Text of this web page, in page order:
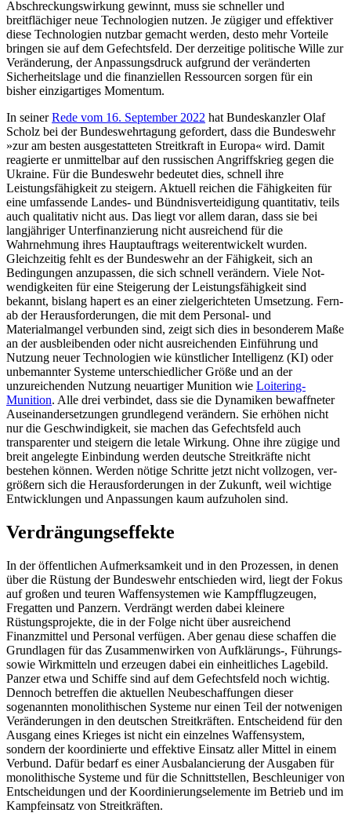
Abschreckungswirkung gewinnt, muss sie schneller und
breitflächiger neue Technologien nutzen. Je zügiger und effektiver
diese Technologien nutzbar gemacht werden, desto mehr Vorteile
bringen sie auf dem Gefechtsfeld. Der derzeitige politische Wille zur
Veränderung, der Anpassungsdruck aufgrund der veränderten
Sicherheitslage und die finanziellen Ressourcen sorgen für ein
bisher einzigartiges Momentum.
In seinerRede vom 16. September 2022 hat Bundeskanzler Olaf
Scholz bei der Bundes­wehrtagung gefordert, dass die Bundeswehr
»zur am besten ausgestatteten Streitkraft in Europa« wird. Damit
reagierte er unmittelbar auf den russischen Angriffskrieg gegen die
Ukraine. Für die Bundeswehr bedeutet dies, schnell ihre
Leistungsfähigkeit zu stei­gern. Aktuell reichen die Fähigkeiten für
eine umfassende Landes- und Bündnis­verteidigung quantitativ, teils
auch qualita­tiv nicht aus. Das liegt vor allem daran, dass sie bei
langjähriger Unterfinanzierung nicht ausreichend für die
Wahrnehmung ihres Hauptauftrags weiterentwickelt wur­den.
Gleichzeitig fehlt es der Bundeswehr an der Fähigkeit, sich an
Bedingungen anzupas­sen, die sich schnell verändern. Viele Not­
wendigkeiten für eine Steigerung der Leis­tungsfähigkeit sind
bekannt, bislang hapert es an einer zielgerichteten Umsetzung. Fern­
ab der Herausforderungen, die mit dem Per­sonal- und
Materialmangel verbunden sind, zeigt sich dies in besonderem Maße
an der ausbleibenden oder nicht ausreichenden Einführung und
Nutzung neuer Techno­logien wie künstlicher Intelligenz (KI) oder
unbemannter Systeme unterschiedlicher Größe und an der
unzureichenden Nutzung neuartiger Munition wie Loitering-
Munition. Alle drei verbindet, dass sie die Dynamiken bewaffneter
Auseinandersetzungen grund­legend verändern. Sie erhöhen nicht
nur die Geschwindigkeit, sie machen das Gefechtsfeld auch
transparenter und steigern die letale Wirkung. Ohne ihre zügige und
breit angelegte Einbindung werden deutsche Streitkräfte nicht
bestehen können. Werden nötige Schritte jetzt nicht vollzogen, ver­
größern sich die Herausforderungen in der Zukunft, weil wichtige
Entwicklungen und Anpassungen kaum aufzuholen sind.
Verdrängungseffekte
In der öffentlichen Aufmerksamkeit und in den Prozessen, in denen
über die Rüs­tung der Bundeswehr entschieden wird, liegt der Fokus
auf großen und teuren Waf­fensystemen wie Kampfflugzeugen,
Fregat­ten und Panzern. Verdrängt werden dabei kleinere
Rüstungsprojekte, die in der Folge nicht über ausreichend
Finanzmittel und Personal verfügen. Aber genau diese schaf­fen die
Grundlagen für das Zusammen­wirken von Aufklärungs-, Führungs-
sowie Wirkmitteln und erzeugen dabei ein ein­heitliches Lagebild.
Panzer etwa und Schiffe sind auf dem Gefechtsfeld noch wichtig.
Dennoch betreffen die aktuellen Neu­beschaffungen dieser
sogenannten mono­lithischen Systeme nur einen Teil der not­wenigen
Veränderungen in den deutschen Streitkräften. Entscheidend für den
Aus­gang eines Krieges ist nicht ein einzelnes Waffensystem,
sondern der koordinierte und effektive Einsatz aller Mittel in einem
Verbund. Dafür bedarf es einer Ausbalan­cierung der Ausgaben für
monolithische Systeme und für die Schnittstellen, Beschleu­niger von
Entscheidungen und der Koordi­nierungselemente im Betrieb und im
Kampfeinsatz von Streitkräften.